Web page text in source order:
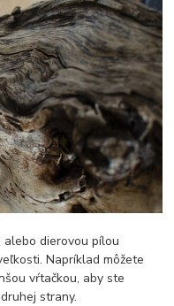
alebo dierovou pílou
Napríklad môžete
vŕtačkou, aby ste
strany.